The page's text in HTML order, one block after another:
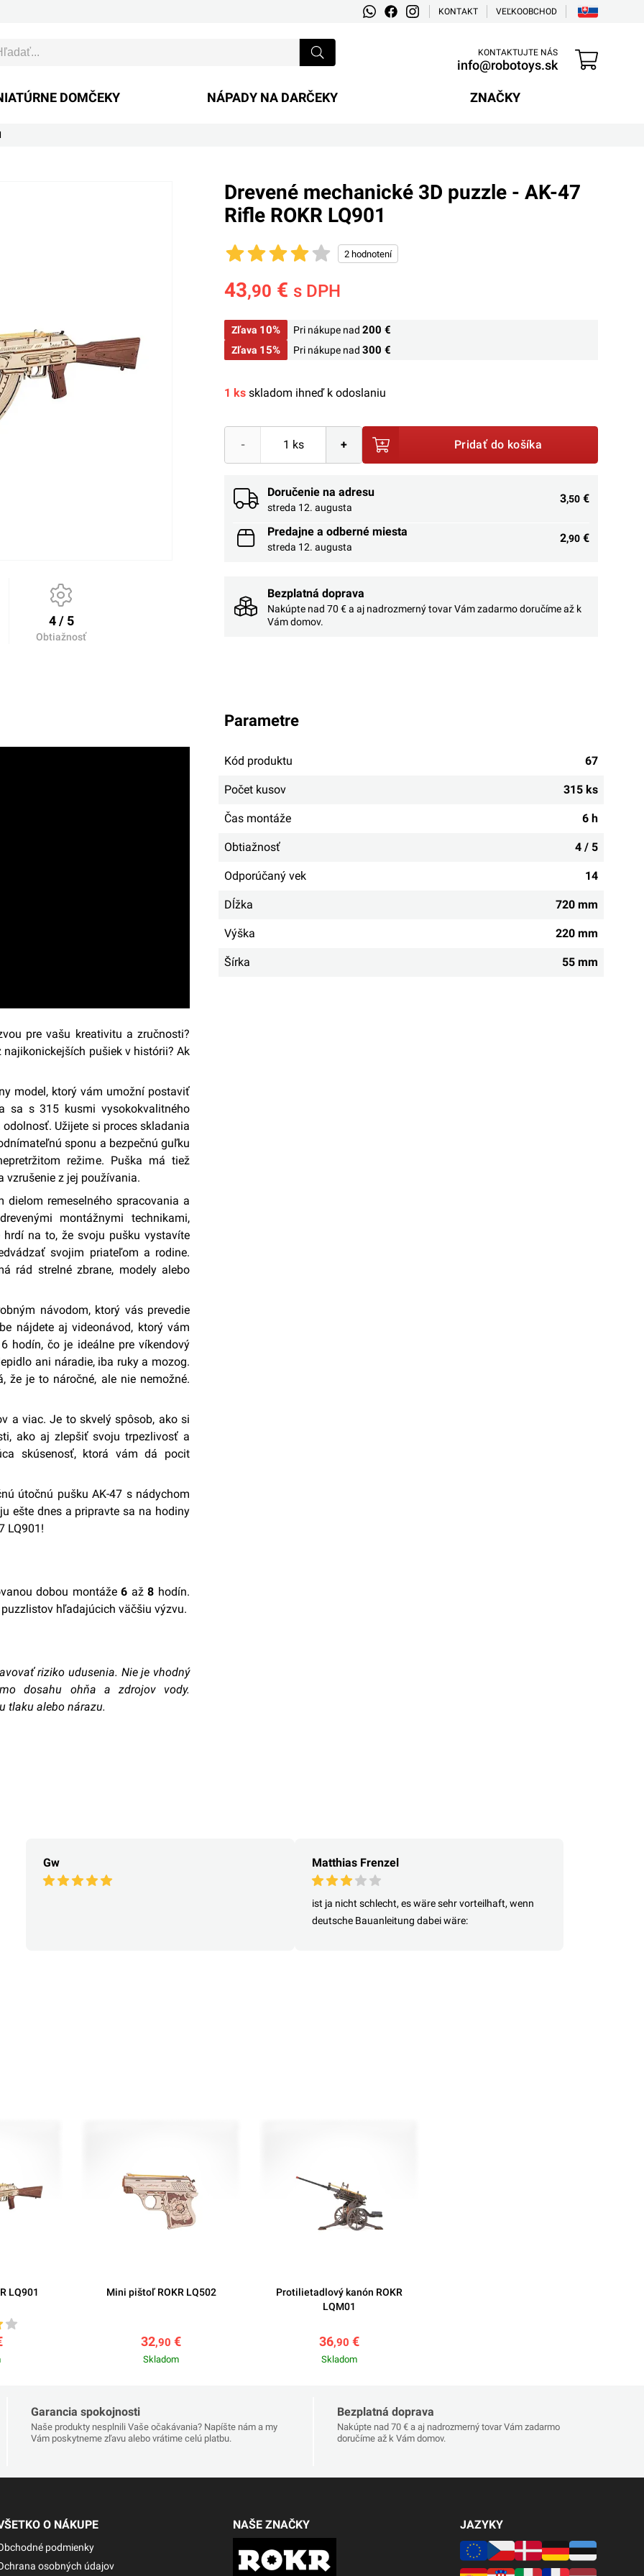
KONTAKT VEĽKOOBCHOD
KONTAKTUJTE NÁS
info@robotoys.sk
DOMČEKY NÁPADY NA DARČEKY ZNAČKY
4 / 5
Obtiažnosť
Drevené mechanické 3D puzzle - AK-47
Rifle ROKR LQ901
43,90 € s DPH
Zľava 10% Pri nákupe nad 200 €
Zľava 15% Pri nákupe nad 300 €
1 ks skladom ihneď k odoslaniu
- + Pridať do košíka
Doručenie na adresu
streda 12. augusta
3,50 €
Predajne a odberné miesta
streda 12. augusta
2,90 €
Bezplatná doprava
Nakúpte nad 70 € a aj nadrozmerný tovar Vám zadarmo doručíme až k
Vám domov.
pre vašu kreativitu a zručnosti?
pušiek v histórii? Ak
model, ktorý vám umožní postaviť
sa s 315 kusmi vysokokvalitného
odolnosť. Užijete si proces skladania
sponu a bezpečnú guľku
režime. Puška má tiež
vzrušenie z jej používania.
remeselného spracovania a
montážnymi technikami,
na to, že svoju pušku vystavíte
svojim priateľom a rodine.
rád strelné zbrane, modely alebo
návodom, ktorý vás prevedie
nájdete aj videonávod, ktorý vám
hodín, čo je ideálne pre víkendový
ani náradie, iba ruky a mozog.
že je to náročné, ale nie nemožné.
a viac. Je to skvelý spôsob, ako si
ako aj zlepšiť svoju trpezlivosť a
skúsenosť, ktorá vám dá pocit
útočnú pušku AK-47 s nádychom
ešte dnes a pripravte sa na hodiny
LQ901!
dobou montáže6 až8 hodín.
hľadajúcich väčšiu výzvu.
riziko udusenia. Nie je vhodný
dosahu ohňa a zdrojov vody.
tlaku alebo nárazu.
parametre
Kód produktu 67
Počet kusov 315 ks
Čas montáže 6 h
Obtiažnosť 4 / 5
Odporúčaný vek 14
Dĺžka 720 mm
Výška 220 mm
Šírka 55 mm
Gw Matthias Frenzel
ist ja nicht schlecht, es wäre sehr vorteilhaft, wenn
deutsche Bauanleitung dabei wäre:
LQ901 Mini pištoľ ROKR LQ502
32,90 €
Skladom
Protilietadlový kanón ROKR
LQM01
36,90 €
Skladom
Garancia spokojnosti
Naše produkty nesplnili Vaše očakávania? Napíšte nám a my
Vám poskytneme zľavu alebo vrátime celú platbu.
Bezplatná doprava
Nakúpte nad 70 € a aj nadrozmerný tovar Vám zadarmo
doručíme až k Vám domov.
O NÁKUPE
podmienky
osobných údajov
NAŠE ZNAČKY JAZYKY